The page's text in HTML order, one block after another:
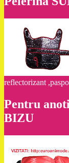
reflectorizant
Pentru
BIZU